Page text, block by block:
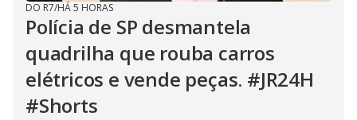
DO R7/HÁ 5 HORAS
Polícia de SP desmantela
quadrilha que rouba carros
elétricos e vende peças. #JR24H
#Shorts